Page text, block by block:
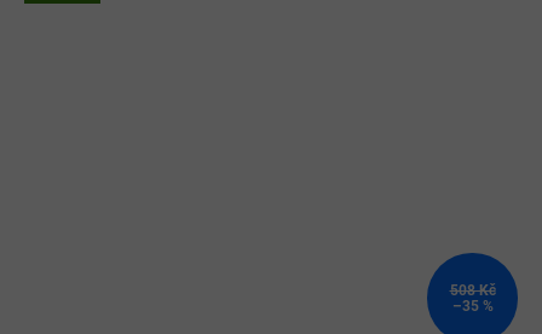
508 Kč
–35 %